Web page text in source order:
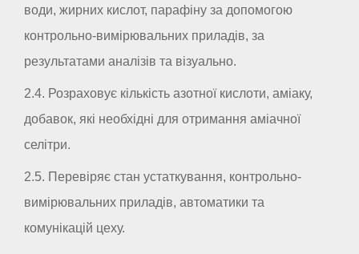
води, жирних кислот, парафіну за допомогою
контрольно-вимірювальних приладів, за
результатами аналізів та візуально.
2.4. Розраховує кількість азотної кислоти, аміаку,
добавок, які необхідні для отримання аміачної
селітри.
2.5. Перевіряє стан устаткування, контрольно-
вимірювальних приладів, автоматики та
комунікацій цеху.